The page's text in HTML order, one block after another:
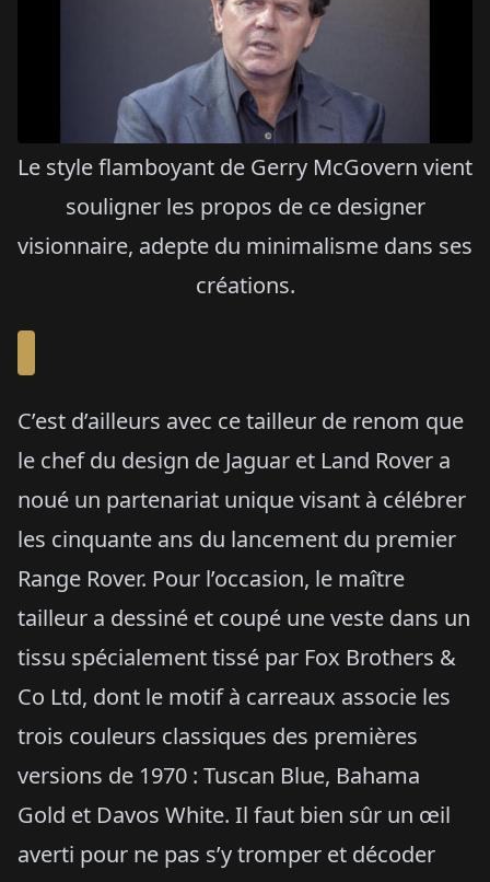
Le style flamboyant de Gerry McGovern vient
souligner les propos de ce designer
visionnaire, adepte du minimalisme dans ses
créations.
C’est d’ailleurs avec ce tailleur de renom que
le chef du design de Jaguar et Land Rover a
noué un partenariat unique visant à célébrer
les cinquante ans du lancement du premier
Range Rover. Pour l’occasion, le maître
tailleur a dessiné et coupé une veste dans un
tissu spécialement tissé par Fox Brothers &
Co Ltd, dont le motif à carreaux associe les
trois couleurs classiques des premières
versions de 1970 : Tuscan Blue, Bahama
Gold et Davos White. Il faut bien sûr un œil
averti pour ne pas s’y tromper et décoder